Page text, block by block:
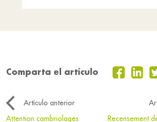
Comparta el artículo
Artículo anterior
Attention cambriolages
Recensement